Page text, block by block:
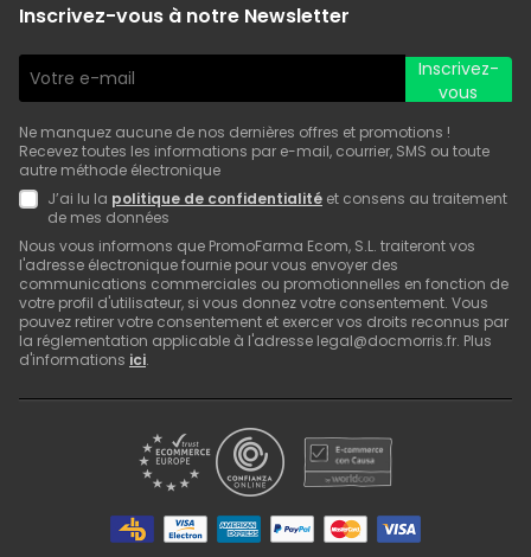
Inscrivez-vous à notre Newsletter
Inscrivez-
vous
Ne manquez aucune de nos dernières offres et promotions !
Recevez toutes les informations par e-mail, courrier, SMS ou toute
autre méthode électronique
J’ai lu la politique de confidentialité et consens au traitement
de mes données
Nous vous informons que PromoFarma Ecom, S.L. traiteront vos
l'adresse électronique fournie pour vous envoyer des
communications commerciales ou promotionnelles en fonction de
votre profil d'utilisateur, si vous donnez votre consentement. Vous
pouvez retirer votre consentement et exercer vos droits reconnus par
la réglementation applicable à l'adresse legal@docmorris.fr. Plus
d'informations ici.